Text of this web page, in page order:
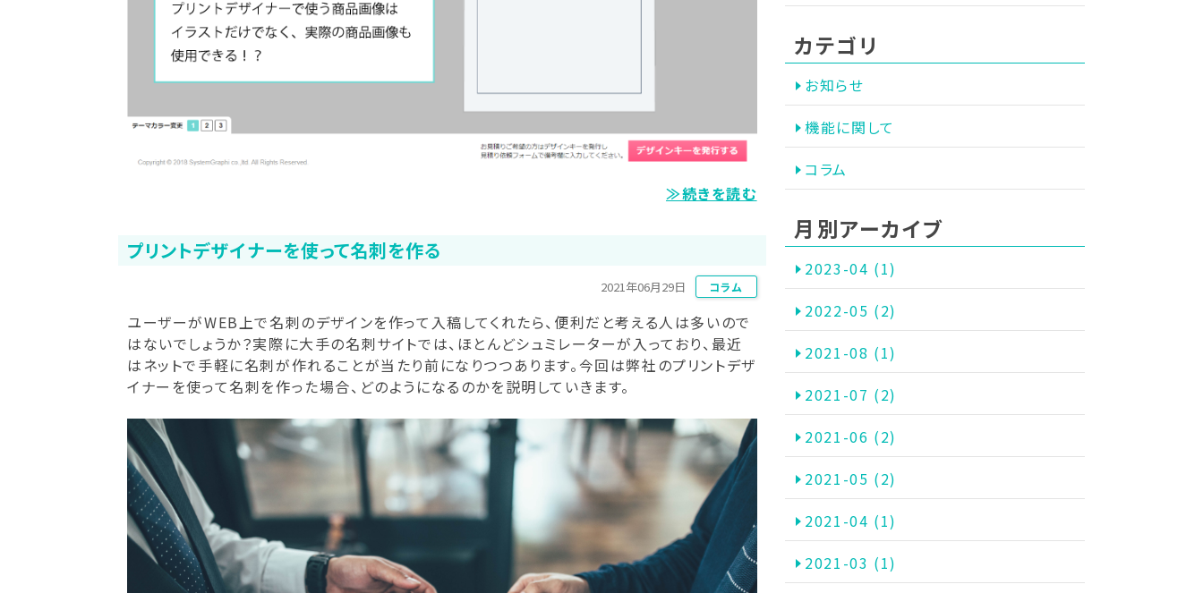
≫続きを読む
プリントデザイナーを使って名刺を作る
2021年06月29日 コラム
ユーザーがWEB上で名刺のデザインを作って入稿してくれたら、便利だと考える人は多いので
はないでしょうか？実際に大手の名刺サイトでは、ほとんどシュミレーターが入っており、最近
はネットで手軽に名刺が作れることが当たり前になりつつあります。今回は弊社のプリントデザ
イナーを使って名刺を作った場合、どのようになるのかを説明していきます。
カテゴリ
お知らせ
機能に関して
コラム
月別アーカイブ
2023-04 (1)
2022-05 (2)
2021-08 (1)
2021-07 (2)
2021-06 (2)
2021-05 (2)
2021-04 (1)
2021-03 (1)